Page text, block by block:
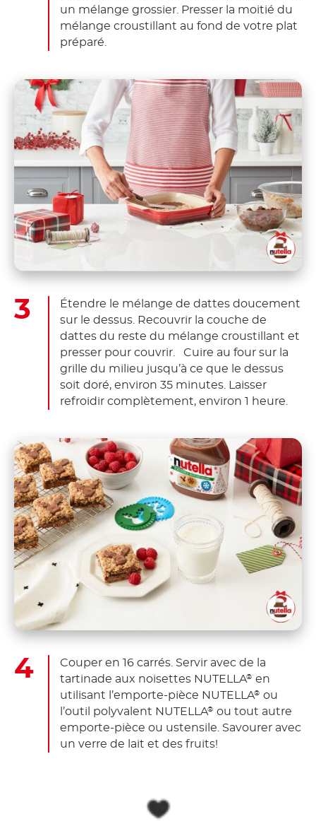
un mélange grossier. Presser la moitié du
mélange croustillant au fond de votre plat
préparé.
Étendre le mélange de dattes doucement
sur le dessus. Recouvrir la couche de
dattes du reste du mélange croustillant et
presser pour couvrir. Cuire au four sur la
grille du milieu jusqu’à ce que le dessus
soit doré, environ 35 minutes. Laisser
refroidir complètement, environ 1 heure.
Couper en 16 carrés. Servir avec de la
tartinade aux noisettes NUTELLA® en
utilisant l’emporte-pièce NUTELLA® ou
l’outil polyvalent NUTELLA® ou tout autre
emporte-pièce ou ustensile. Savourer avec
un verre de lait et des fruits!